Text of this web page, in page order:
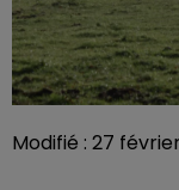
Modifié : 27